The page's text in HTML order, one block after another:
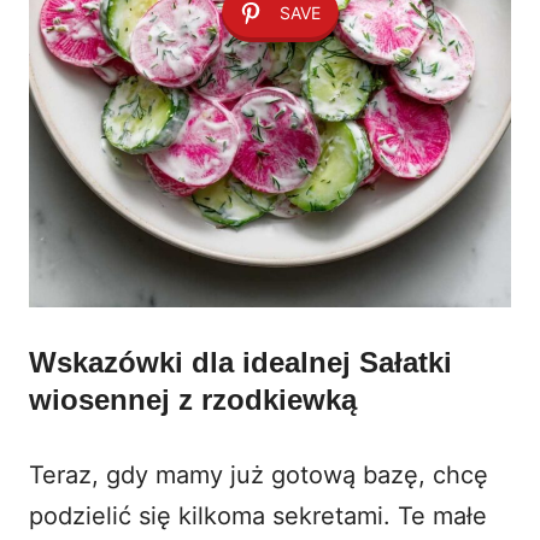
SAVE
Wskazówki dla idealnej Sałatki
wiosennej z rzodkiewką
Teraz, gdy mamy już gotową bazę, chcę
podzielić się kilkoma sekretami. Te małe